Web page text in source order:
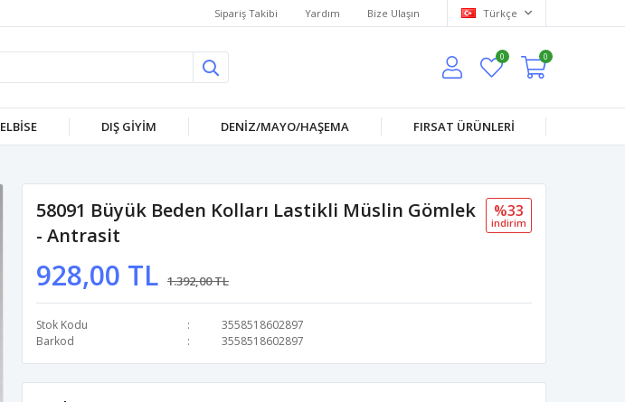
Sipariş Takibi Yardım Bize Ulaşın Türkçe
0 0
ELBİSE DIŞ GİYİM DENİZ/MAYO/HAŞEMA FIRSAT ÜRÜNLERİ
58091 Büyük Beden Kolları Lastikli Müslin Gömlek
- Antrasit
928,00 TL 1.392,00 TL
%33
i̇ndi̇ri̇m
Stok Kodu
3558518602897
Barkod
3558518602897